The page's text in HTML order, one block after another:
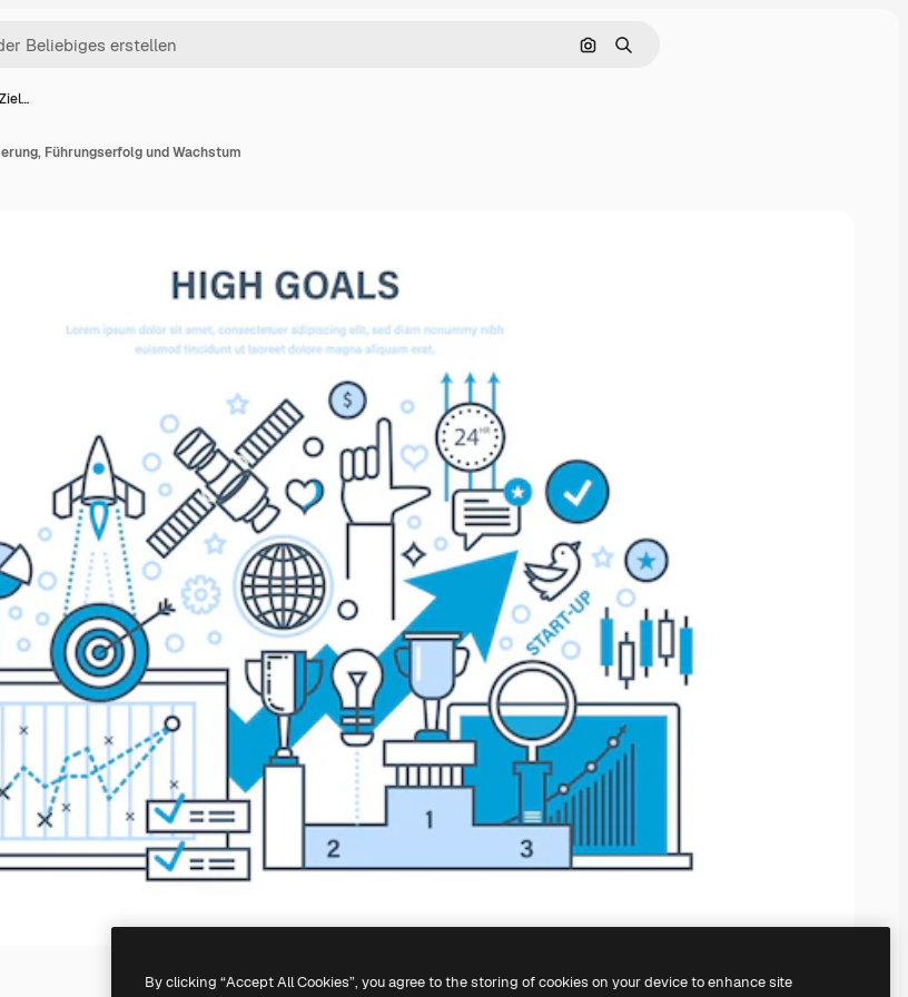
Nach Bild suchen
Suchen
Führungserfolg und Wachstum
By clicking “Accept All Cookies”, you agree to the storing of cookies on your device to enhance site